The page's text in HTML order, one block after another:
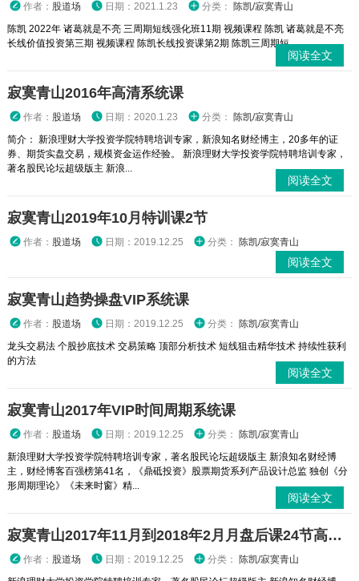
作者： 股道场 日期：2021.1.23 分类： 陈凯/寂寞青山
陈凯 2022年 诸葛就是不亮 三周期短线强化班11期 视频课程 陈凯 诸葛就是不亮
长线价值投资第三期 视频课程 陈凯长线投资课第2期 陈凯三周期短...
阅读全文
寂寞青山2016年高清系统课
作者： 股道场 日期：2020.1.23 分类： 陈凯/寂寞青山
简介： 新浪理财大学投资学院特聘培训专家，新浪知名财经博主，20多年的证
券、期货实盘交易，规模资金运作经验。 新浪理财大学投资学院特聘培训专家，
著名股民论坛超级版主 新浪...
阅读全文
寂寞青山2019年10月特训课2节
作者： 股道场 日期：2019.12.25 分类： 陈凯/寂寞青山
阅读全文
寂寞青山趋势操盘VIP系统课
作者： 股道场 日期：2019.12.25 分类： 陈凯/寂寞青山
龙头交易法 个股抄底技术 交易策略 顶部分析技术 短线狙击精华技术 持续性获利
的方法
阅读全文
寂寞青山2017年VIP时间周期系统课
作者： 股道场 日期：2019.12.25 分类： 陈凯/寂寞青山
新浪理财大学投资学院特聘培训专家，著名股民论坛超级版主 新浪知名财经博
主，财经博客百强榜第41名，《鼎砥投资》股票期货系列产品设计总监 独创《分
形周期理论》《未来时窗》精...
阅读全文
寂寞青山2017年11月到2018年2月月盘后课24节高清视频课程
作者： 股道场 日期：2019.12.25 分类： 陈凯/寂寞青山